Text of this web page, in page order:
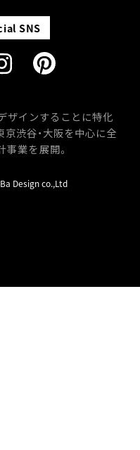
ザインすることに特化
京渋谷・大阪を中心に全
事業を展開。
Design co.,Ltd